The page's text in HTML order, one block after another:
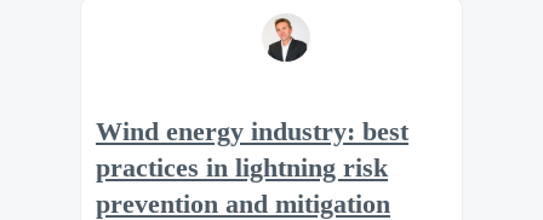
Wind energy industry: best
practices in lightning risk
prevention and mitigation